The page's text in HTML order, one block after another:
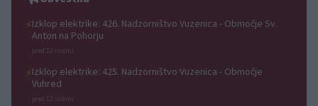
⚡Izklop elektrike: 426. Nadzorništvo Vuzenica - Območje Sv.
Anton na Pohorju
pred 12 urami
⚡Izklop elektrike: 425. Nadzorništvo Vuzenica - Območje
Vuhred
pred 12 urami